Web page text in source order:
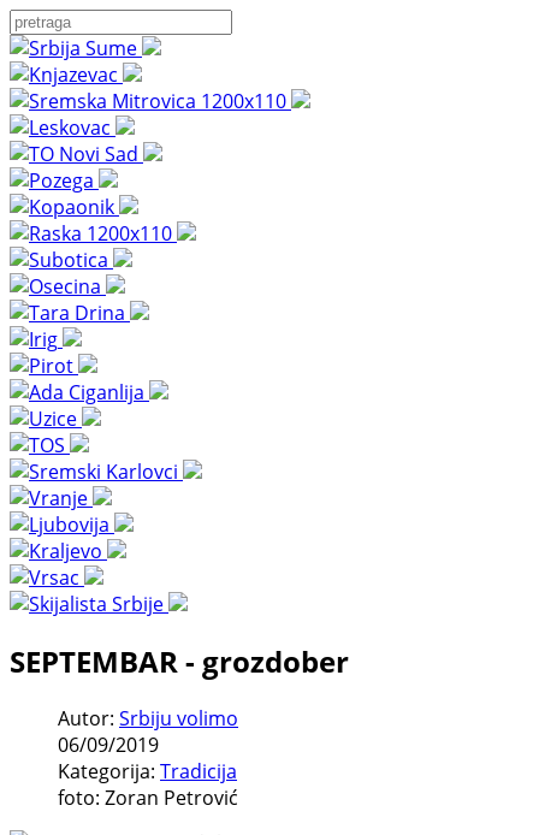
SEPTEMBAR - grozdober
Autor: Srbiju volimo
06/09/2019
Kategorija: Tradicija
foto: Zoran Petrović